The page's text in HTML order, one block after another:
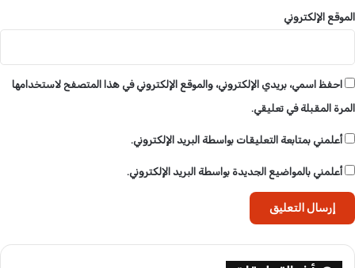
الموقع الإلكتروني
احفظ اسمي، بريدي الإلكتروني، والموقع الإلكتروني في هذا المتصفح لاستخدامها
المرة المقبلة في تعليقي.
أعلمني بمتابعة التعليقات بواسطة البريد الإلكتروني.
أعلمني بالمواضيع الجديدة بواسطة البريد الإلكتروني.